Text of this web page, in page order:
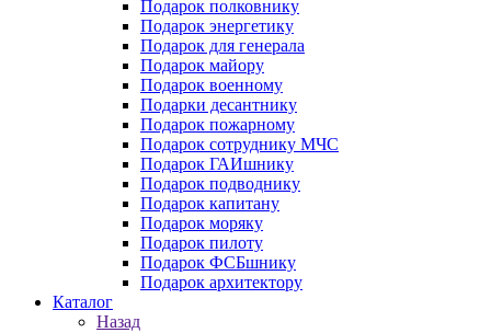
Подарок полковнику
Подарок энергетику
Подарок для генерала
Подарок майору
Подарок военному
Подарки десантнику
Подарок пожарному
Подарок сотруднику МЧС
Подарок ГАИшнику
Подарок подводнику
Подарок капитану
Подарок моряку
Подарок пилоту
Подарок ФСБшнику
Подарок архитектору
Каталог
Назад